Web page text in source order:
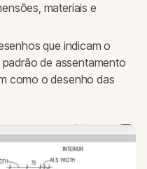
materiais e
que indicam o
de assentamento
como o desenho das